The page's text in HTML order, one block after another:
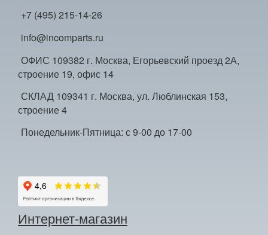
+7 (495) 215-14-26
info@incomparts.ru
ОФИС 109382 г. Москва, Егорьевский проезд 2А,
строение 19, офис 14
СКЛАД 109341 г. Москва, ул. Люблинская 153,
строение 4
Понедельник-Пятница: с 9-00 до 17-00
Интернет-магазин